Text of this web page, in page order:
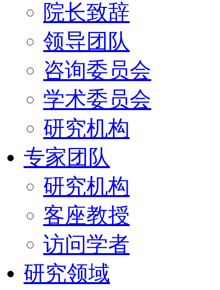
院长致辞
领导团队
咨询委员会
学术委员会
研究机构
专家团队
研究机构
客座教授
访问学者
研究领域